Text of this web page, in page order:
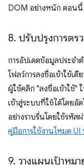
DOM อย่างหนัก ตอน
8. ปรับปรุงการตร
การอัปเดตข้อมูลประจำ
โฟลว์การลงชื่อเข้าใช้เ
ผู้ใช้คลิก "ลงชื่อเข้าใช้
เข้าสู่ระบบที่ใช้ได้โดยอั
อย่างราบรื่นโดยใช้รหั
คู่มือการใช้งานโหมด
9. วางแผนเป้าหม